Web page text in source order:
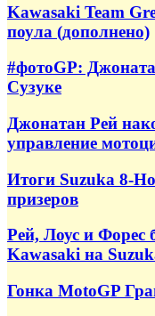
Kawasaki Team
поула (дополнено)
#фотоGP:
Сузуке
Джонатан Рей
управление
Итоги Suzuka 8-
призеров
Рей, Лоус и Форес
Kawasaki на
Гонка MotoGP